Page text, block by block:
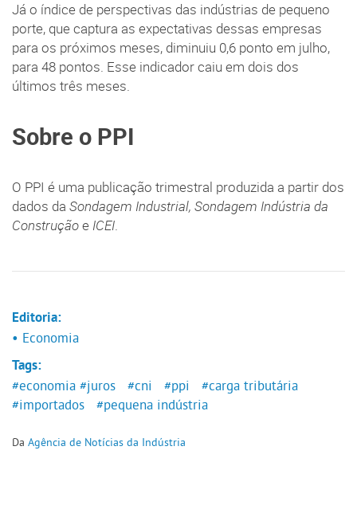
Já o índice de perspectivas das indústrias de pequeno
porte, que captura as expectativas dessas empresas
para os próximos meses, diminuiu 0,6 ponto em julho,
para 48 pontos. Esse indicador caiu em dois dos
últimos três meses.
Sobre o PPI
O PPI é uma publicação trimestral produzida a partir dos
dados da Sondagem Industrial, Sondagem Indústria da
Construçãoe ICEI.
Editoria:
• Economia
Tags:
#economia #juros #cni #ppi
#carga tributária
#importados
#pequena indústria
Da Agência de Notícias da Indústria